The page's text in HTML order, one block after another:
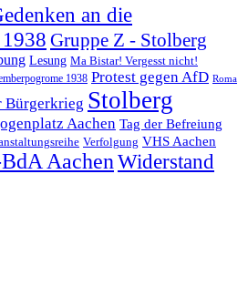
an die
Gruppe Z - Stolberg
Lesung Ma Bistar! Vergesst nicht!
1938 Protest gegen AfD Roma
Bürgerkrieg Stolberg
Aachen Tag der Befreiung
Verfolgung VHS Aachen
AachenWiderstand